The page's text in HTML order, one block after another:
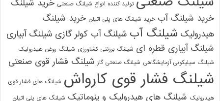
تولید کننده انواع شیلنگ صنعتی خرید شیلنگ
خرید شیلنگ آب خرید شیلنگ های پلی اتیلن خرید شیلنگ
هیدرولیک شیلنگ آب شیلنگ آب کولر گازی شیلنگ آبیاری
شیلنگ آبیاری قطره ای شیلنگ برزنتی کشاورزی شیلنگ روغن هیدرولیک
شیلنگ سیلیکونی آزمایشگاهی شیلنگ صنعتی گاز شیلنگ فشار قوی صنعتی
شیلنگ فشار قوی کارواش شیلنگ های فشار قوی
هیدرولیک شیلنگ های هیدرولیک و پنوماتیک شیلنگ های پلی اتیلن